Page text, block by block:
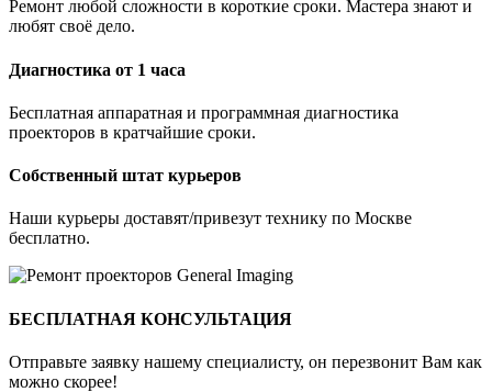
Ремонт любой сложности в короткие сроки. Мастера знают и
любят своё дело.
Диагностика от 1 часа
Бесплатная аппаратная и программная диагностика
проекторов в кратчайшие сроки.
Собственный штат курьеров
Наши курьеры доставят/привезут технику по Москве
бесплатно.
БЕСПЛАТНАЯ КОНСУЛЬТАЦИЯ
Отправьте заявку нашему специалисту, он перезвонит Вам как
можно скорее!